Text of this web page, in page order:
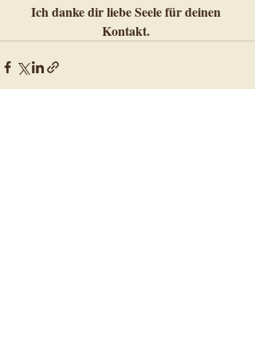
Ich danke dir liebe Seele für deinen
Kontakt.